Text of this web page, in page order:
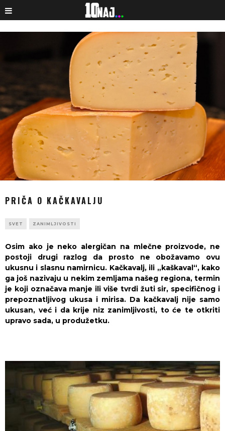
PRIČA O KAČKAVALJU
SVET ZANIMLJIVOSTI
Osim ako je neko alergičan na mlečne proizvode, ne
postoji drugi razlog da prosto ne obožavamo ovu
ukusnu i slasnu namirnicu. Kačkavalj, ili „kaškaval“, kako
ga još nazivaju u nekim zemljama našeg regiona, termin
je koji označava manje ili više tvrdi žuti sir, specifičnog i
prepoznatljivog ukusa i mirisa. Da kačkavalj nije samo
ukusan, već i da krije niz zanimljivosti, to će te otkriti
upravo sada, u produžetku.